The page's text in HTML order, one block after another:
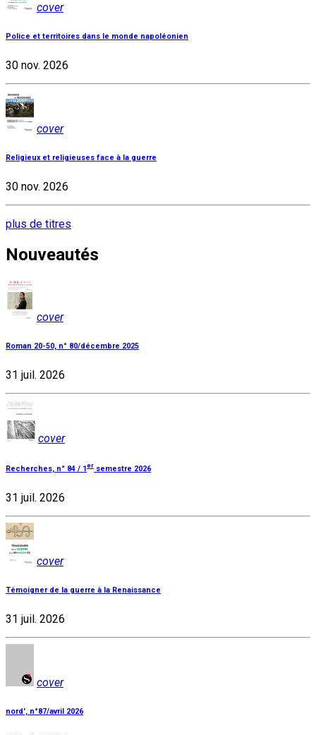
cover
Police et territoires dans le monde napoléonien
30 nov. 2026
cover
Religieux et religieuses face à la guerre
30 nov. 2026
plus de titres
Nouveautés
cover
Roman 20-50, n° 80/décembre 2025
31 juil. 2026
cover
Recherches, n° 84 / 1 er semestre 2026
31 juil. 2026
cover
Témoigner de la guerre à la Renaissance
31 juil. 2026
cover
nord', n°87/avril 2026